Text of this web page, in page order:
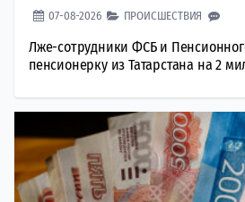
07-08-2026 ПРОИСШЕСТВИЯ
Лже-сотрудники ФСБ и
пенсионерку из Татарстана на 2